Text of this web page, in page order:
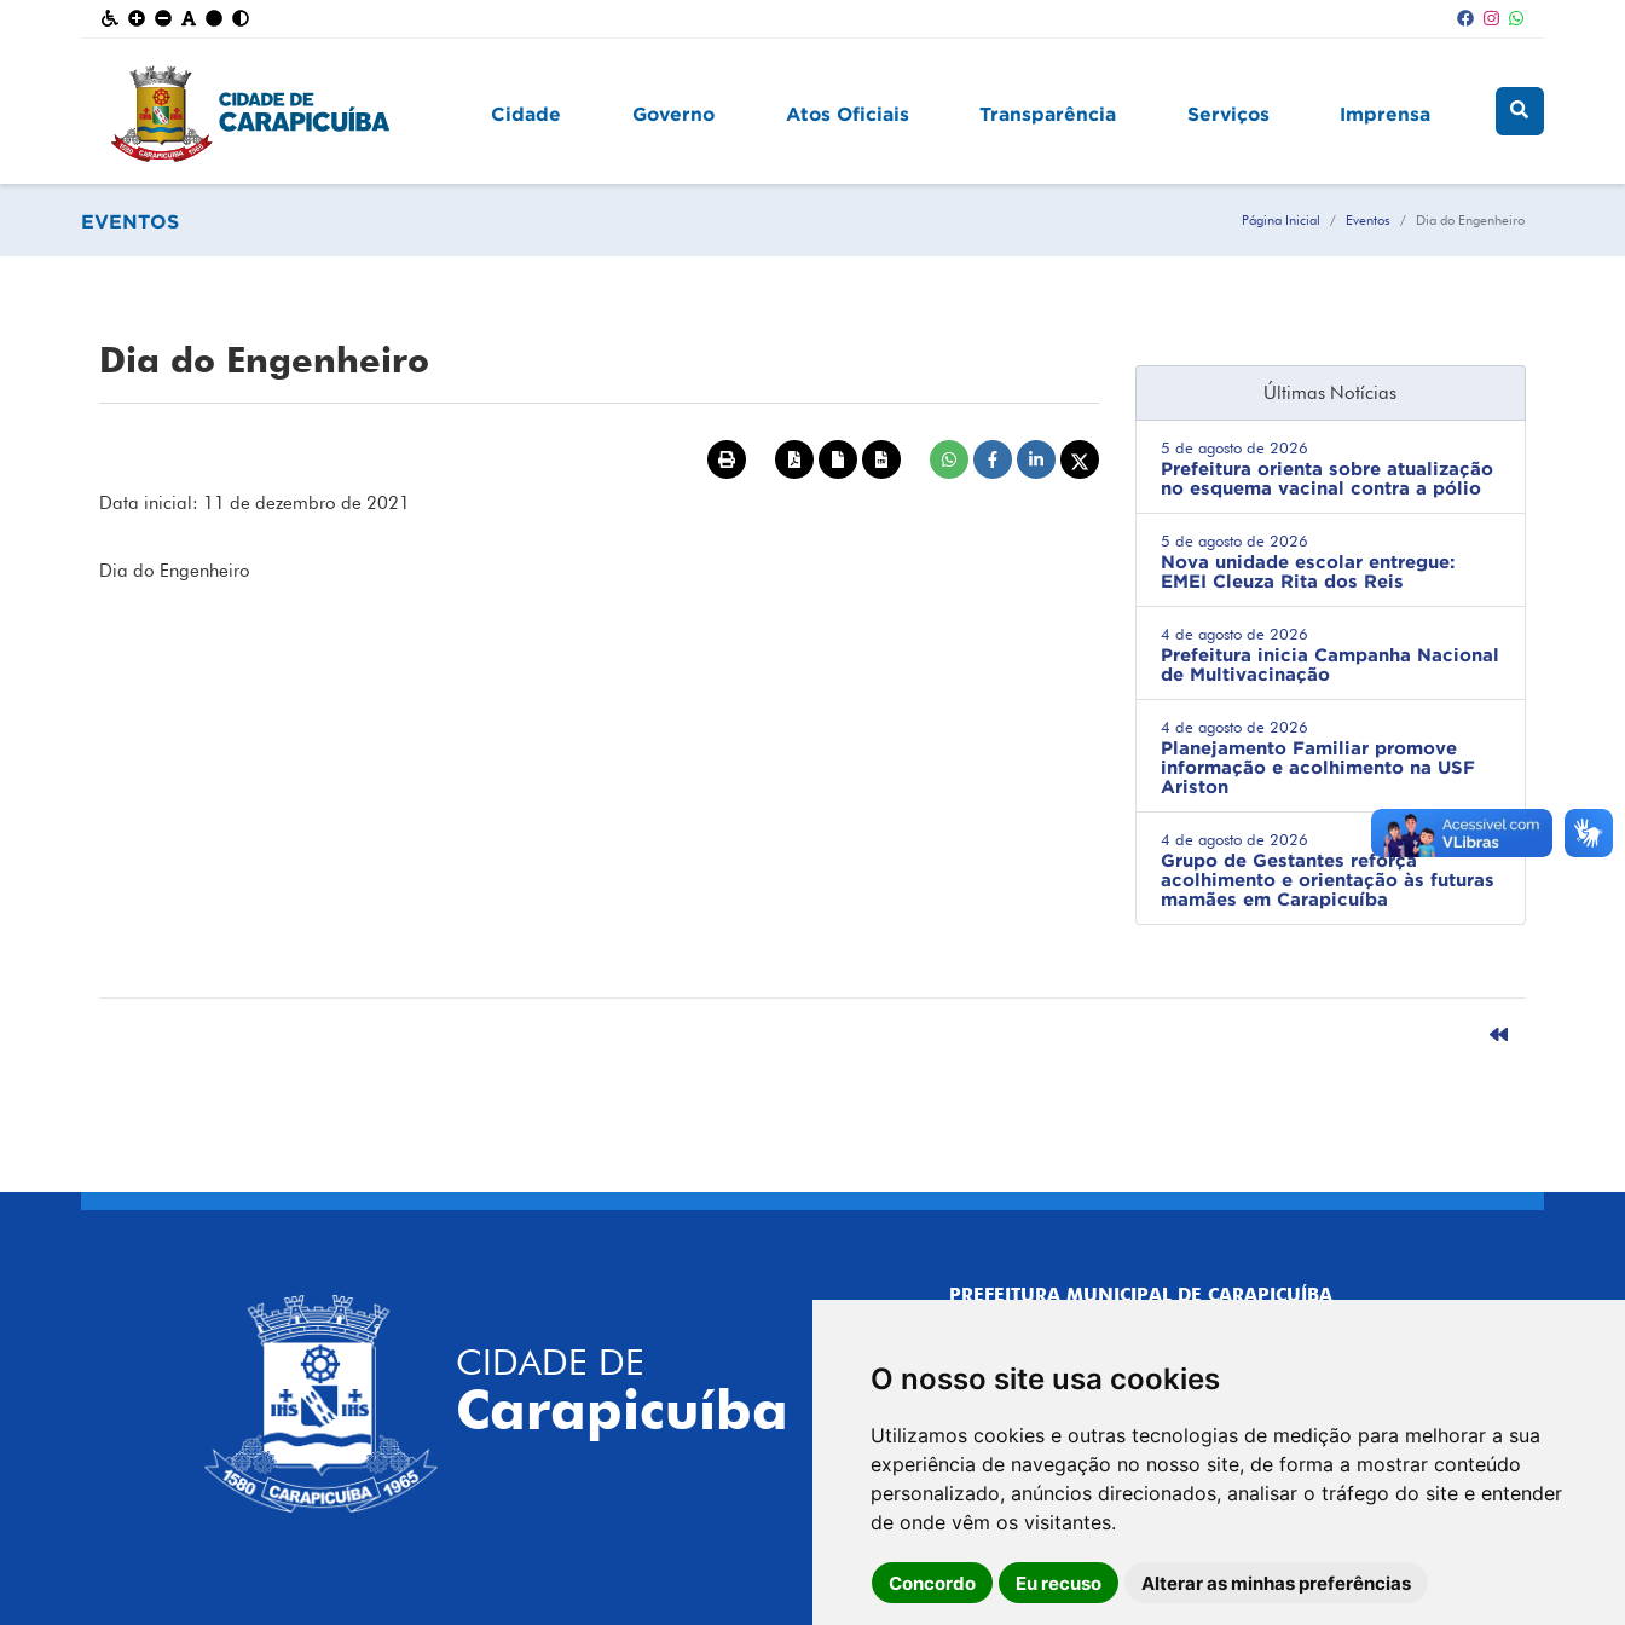
O nosso site usa cookies
Utilizamos cookies e outras tecnologias de medição para melhorar a sua
experiência de navegação no nosso site, de forma a mostrar conteúdo
personalizado, anúncios direcionados, analisar o tráfego do site e entender
de onde vêm os visitantes.
Concordo Eu recuso Alterar as minhas preferências
Cidade Governo Atos Oficiais Transparência Serviços Imprensa
EVENTOS Página Inicial Eventos Dia do Engenheiro
Dia do Engenheiro
Data inicial: 11 de dezembro de 2021
Dia do Engenheiro
Últimas Notícias
5 de agosto de 2026
Prefeitura orienta sobre atualização
no esquema vacinal contra a pólio
5 de agosto de 2026
Nova unidade escolar entregue:
EMEI Cleuza Rita dos Reis
4 de agosto de 2026
Prefeitura inicia Campanha Nacional
de Multivacinação
4 de agosto de 2026
Planejamento Familiar promove
informação e acolhimento na USF
Ariston
4 de agosto de 2026
Grupo de Gestantes reforça
acolhimento e orientação às futuras
mamães em Carapicuíba
CIDADE DE
Carapicuíba
PREFEITURA MUNICIPAL DE CARAPICUÍBA
CENTRO ADMINISTRATIVO
R. Joaquim das Neves, 211 - Vila Caldas, Carapicuíba/SP
Telefone: 4164-5500
GABINETE DO PREFEITO
R. Joaquim das Neves, 205 - Vila Caldas, Carapicuíba/SP
CEP: 06310-030, Brasil